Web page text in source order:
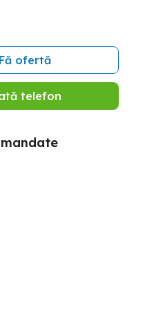
Fă ofertă
telefon